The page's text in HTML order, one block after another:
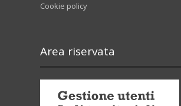
Cookie policy
Area riservata